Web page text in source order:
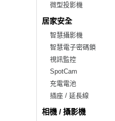
微型投影機
居家安全
智慧攝影機
智慧電子密碼鎖
視訊監控
SpotCam
充電電池
插座 / 延長線
相機 / 攝影機